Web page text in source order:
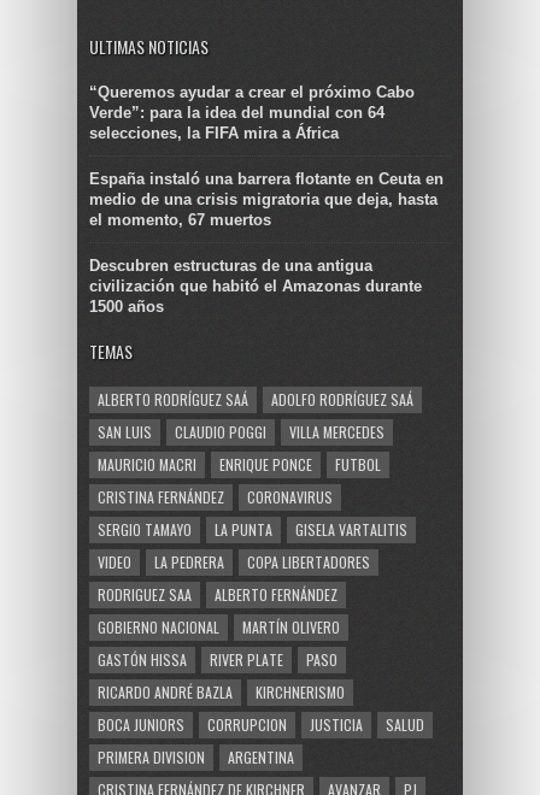
ULTIMAS NOTICIAS
“Queremos ayudar a crear el próximo Cabo
Verde”: para la idea del mundial con 64
selecciones, la FIFA mira a África
España instaló una barrera flotante en Ceuta en
medio de una crisis migratoria que deja, hasta
el momento, 67 muertos
Descubren estructuras de una antigua
civilización que habitó el Amazonas durante
1500 años
TEMAS
ALBERTO RODRÍGUEZ SAÁ
ADOLFO RODRÍGUEZ SAÁ
SAN LUIS
CLAUDIO POGGI
VILLA MERCEDES
MAURICIO MACRI
ENRIQUE PONCE
FUTBOL
CRISTINA FERNÁNDEZ
CORONAVIRUS
SERGIO TAMAYO
LA PUNTA
GISELA VARTALITIS
VIDEO
LA PEDRERA
COPA LIBERTADORES
RODRIGUEZ SAA
ALBERTO FERNÁNDEZ
GOBIERNO NACIONAL
MARTÍN OLIVERO
GASTÓN HISSA
RIVER PLATE
PASO
RICARDO ANDRÉ BAZLA
KIRCHNERISMO
BOCA JUNIORS
CORRUPCION JUSTICIA
SALUD
PRIMERA DIVISION
ARGENTINA
CRISTINA FERNÁNDEZ DE KIRCHNER
AVANZAR PJ